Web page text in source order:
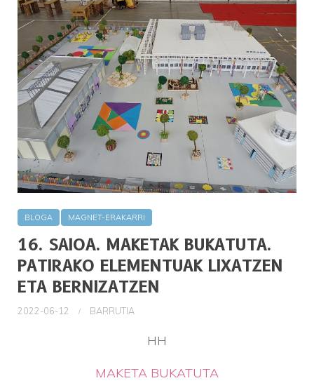
BLOGA MAGNET-ERAKARRI
16. SAIOA. MAKETAK BUKATUTA.
PATIRAKO ELEMENTUAK LIXATZEN
ETA BERNIZATZEN
2022-06-12 BARRUTIA
HH
MAKETA BUKATUTA